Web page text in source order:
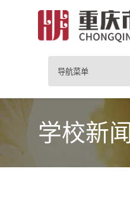
导航菜单
学校新闻